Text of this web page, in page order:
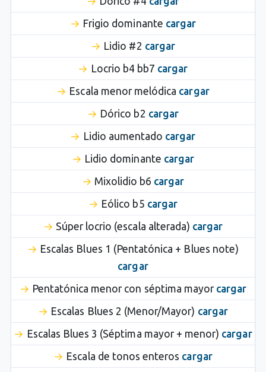
Frigio dominante cargar
Lidio #2 cargar
Locrio b4 bb7 cargar
Escala menor melódica cargar
Dórico b2 cargar
Lidio aumentado cargar
Lidio dominante cargar
Mixolidio b6 cargar
Eólico b5 cargar
Súper locrio (escala alterada) cargar
Escalas Blues 1 (Pentatónica + Blues note)
cargar
Pentatónica menor con séptima mayor cargar
Escalas Blues 2 (Menor/Mayor) cargar
Escalas Blues 3 (Séptima mayor + menor) cargar
Escala de tonos enteros cargar